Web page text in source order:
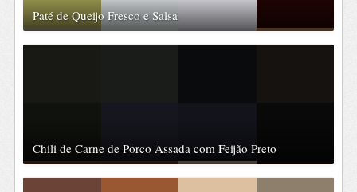
Paté de Queijo Fresco e Salsa
Chili de Carne de Porco Assada com Feijão Preto